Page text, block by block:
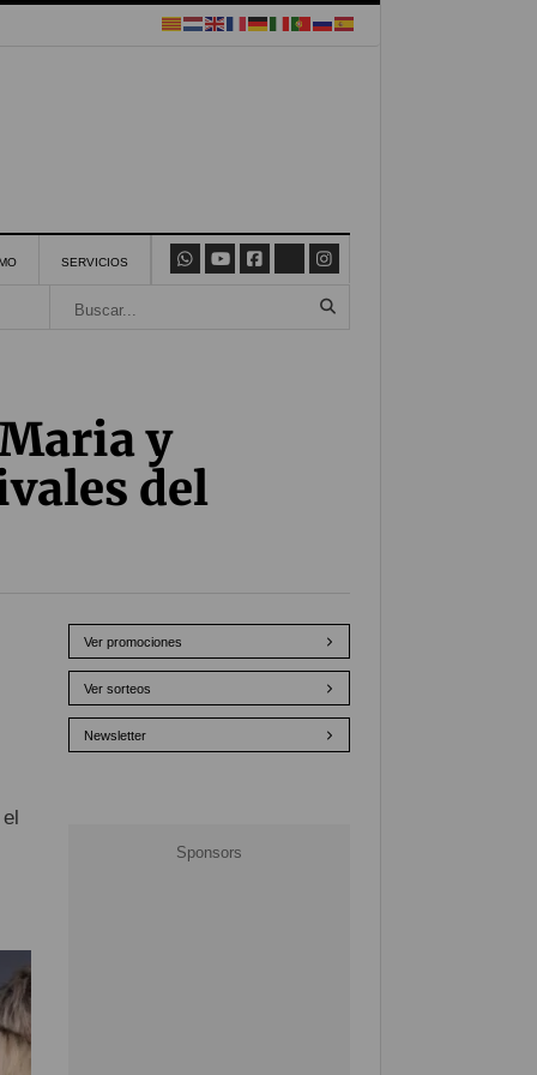
SERVICIOS
y
del
Ver promociones
Ver sorteos
Newsletter